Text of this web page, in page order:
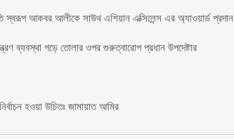
স্বরূপ আকবর আলীকে সাউথ এশিয়ান এক্সিলেন্স এর অ্যাওয়ার্ড প্রদান
ব্যবস্থা গড়ে তোলার ওপর গুরুত্বারোপ প্রধান উপদেষ্টার
হওয়া উচিতঃ জামায়াত আমির